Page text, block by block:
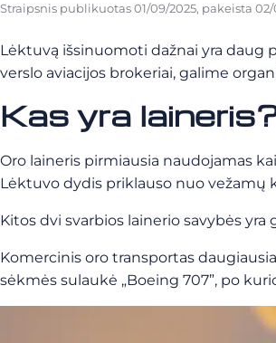
Straipsnis publikuotas01/09/2025, pakeista 02/
Lėktuvą išsinuomoti dažnai yra daug
verslo aviacijos brokeriai, galime
Kas yra
Oro laineris pirmiausia naudojamas
Lėktuvo dydis priklauso nuo vežamų
Kitos dvi svarbios lainerio savybės
Komercinis oro transportas
sėkmės sulaukė „Boeing 707”, po